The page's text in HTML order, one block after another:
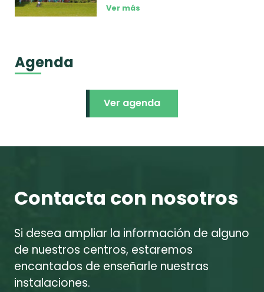
Ver más
Agenda
Ver agenda
Contacta con nosotros
Si desea ampliar la información de alguno
de nuestros centros, estaremos
encantados de enseñarle nuestras
instalaciones.